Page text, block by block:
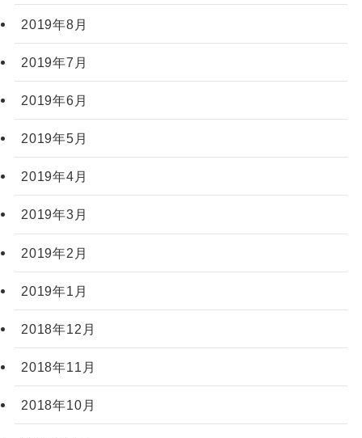
2019年8月
2019年7月
2019年6月
2019年5月
2019年4月
2019年3月
2019年2月
2019年1月
2018年12月
2018年11月
2018年10月